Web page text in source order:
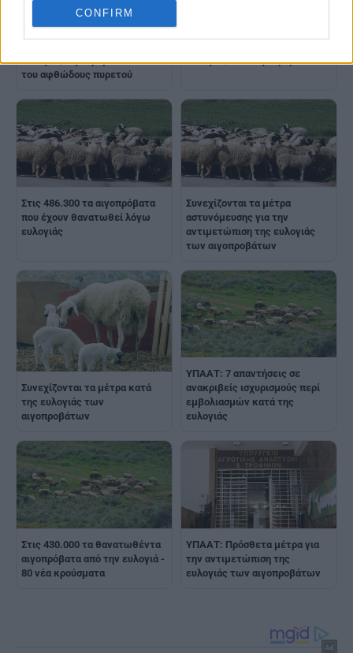
CONFIRM
ευλογιάς αιγοπροβάτων και
του αφθώδους πυρετού
ευλογιάς των αιγοπροβάτων
Στις 486.300 τα αιγοπρόβατα
που έχουν θανατωθεί λόγω
ευλογιάς
Συνεχίζονται τα μέτρα
αστυνόμευσης για την
αντιμετώπιση της ευλογιάς
των αιγοπροβάτων
Συνεχίζονται τα μέτρα κατά
της ευλογιάς των
αιγοπροβάτων
ΥΠΑΑΤ: 7 απαντήσεις σε
ανακριβείς ισχυρισμούς περί
εμβολιασμών κατά της
ευλογιάς
Στις 430.000 τα θανατωθέντα
αιγοπρόβατα από την ευλογιά -
80 νέα κρούσματα
ΥΠΑΑΤ: Πρόσθετα μέτρα για
την αντιμετώπιση της
ευλογιάς των αιγοπροβάτων